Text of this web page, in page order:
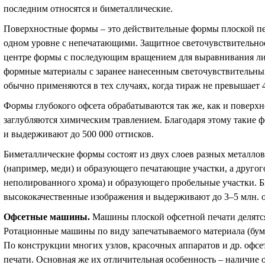
последним относятся и биметаллические.
Поверхностные формы – это действительные формы плоской
одном уровне с непечатающими. Защитное
центре формы с последующим вращением для выравнивания
формные материалы с заранее нанесенным
обычно применяются в тех случаях, когда тираж не превышает
Формы глубокого офсета обрабатываются так же, как и
заглубляются химическим травлением. Благодаря этому
и выдерживают до 500 000 оттисков.
Биметаллические формы состоят из двух слоев разных
(например, меди) и образующего печатающие участки, а
неполированного хрома) и образующего пробельные участки.
высококачественные изображения и выдерживают до 3–5 млн.
Офсетные машины. Машины плоской офсетной печати
Ротационные машины по виду запечатываемого материала
По конструкции многих узлов, красочных аппаратов и др.
печати. Основная же их отличительная особенность –